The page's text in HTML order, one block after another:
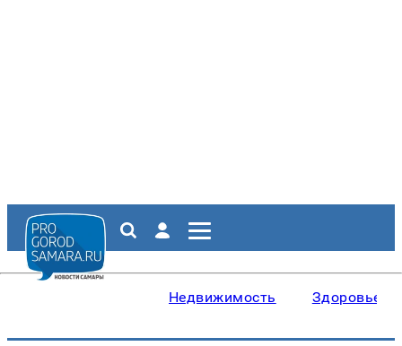
Недвижимость Здоровье